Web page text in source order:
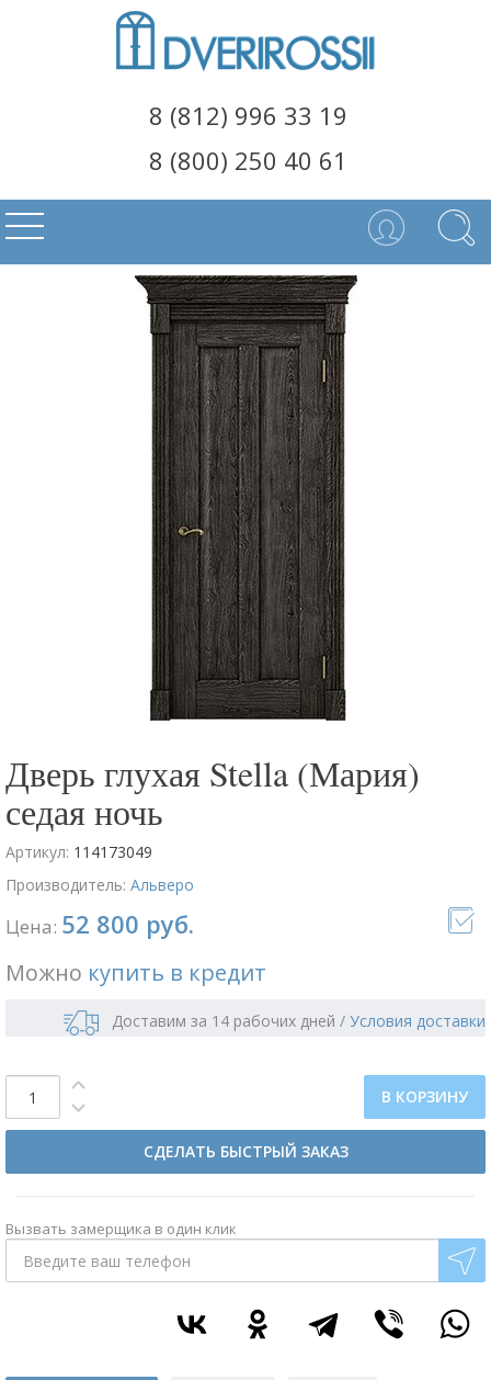
8 (812) 996 33 19
8 (800) 250 40 61
Дверь глухая Stella (Мария)
седая ночь
Артикул: 114173049
Производитель: Альверо
Цена: 52 800 руб.
Можно купить в кредит
Доставим за 14 рабочих дней / Условия доставки
В КОРЗИНУ
СДЕЛАТЬ БЫСТРЫЙ ЗАКАЗ
Вызвать замерщика в один клик